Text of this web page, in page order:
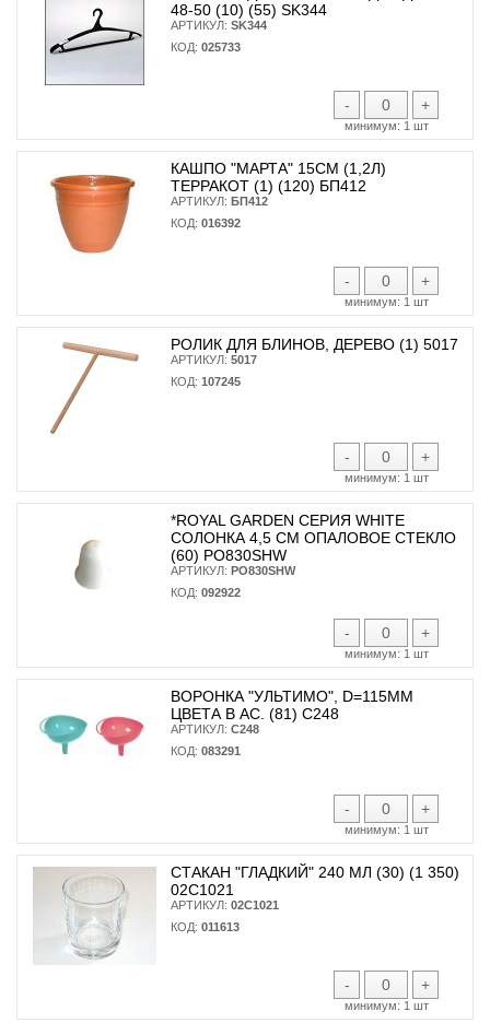
48-50 (10) (55) SK344
АРТИКУЛ: SK344
КОД: 025733
- +
минимум: 1 шт
КАШПО "МАРТА" 15СМ (1,2Л)
ТЕРРАКОТ (1) (120) БП412
АРТИКУЛ: БП412
КОД: 016392
- +
минимум: 1 шт
РОЛИК ДЛЯ БЛИНОВ, ДЕРЕВО (1) 5017
АРТИКУЛ: 5017
КОД: 107245
- +
минимум: 1 шт
*ROYAL GARDEN СЕРИЯ WHITE
СОЛОНКА 4,5 СМ ОПАЛОВОЕ СТЕКЛО
(60) PO830SHW
АРТИКУЛ: PO830SHW
КОД: 092922
- +
минимум: 1 шт
ВОРОНКА "УЛЬТИМО", D=115ММ
ЦВЕТА В АС. (81) С248
АРТИКУЛ: С248
КОД: 083291
- +
минимум: 1 шт
СТАКАН "ГЛАДКИЙ" 240 МЛ (30) (1 350)
02С1021
АРТИКУЛ: 02С1021
КОД: 011613
- +
минимум: 1 шт